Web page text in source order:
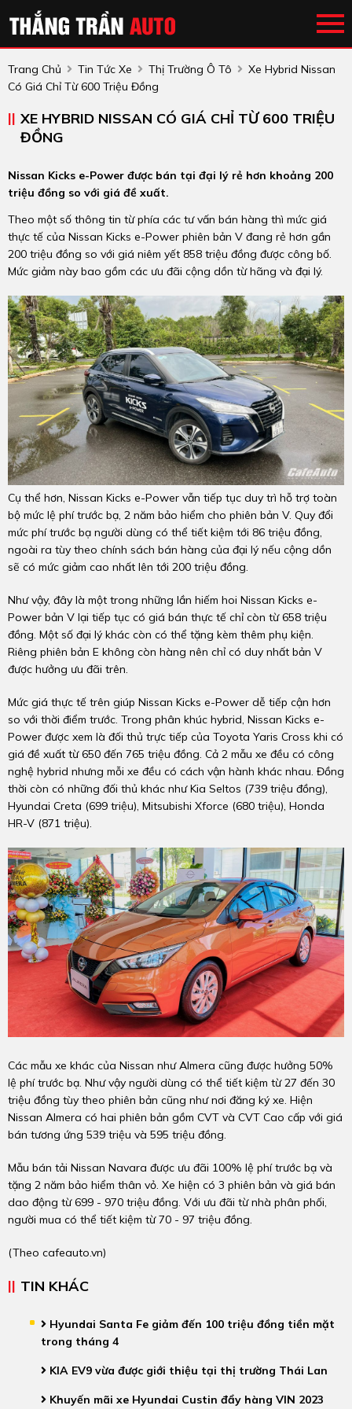
Trang Chủ Tin Tức Xe Thị Trường Ô Tô
Xe Hybrid Nissan
Có Giá Chỉ Từ 600 Triệu Đồng
XE HYBRID NISSAN CÓ GIÁ CHỈ TỪ 600 TRIỆU
ĐỒNG
Nissan Kicks e-Power được bán tại đại lý rẻ hơn khoảng 200
triệu đồng so với giá đề xuất.
Theo một số thông tin từ phía các tư vấn bán hàng thì mức giá
thực tế của Nissan Kicks e-Power phiên bản V đang rẻ hơn gần
200 triệu đồng so với giá niêm yết 858 triệu đồng được công bố.
Mức giảm này bao gồm các ưu đãi cộng dồn từ hãng và đại lý.
Cụ thể hơn, Nissan Kicks e-Power vẫn tiếp tục duy trì hỗ trợ toàn
bộ mức lệ phí trước bạ, 2 năm bảo hiểm cho phiên bản V. Quy đổi
mức phí trước bạ người dùng có thể tiết kiệm tới 86 triệu đồng,
ngoài ra tùy theo chính sách bán hàng của đại lý nếu cộng dồn
sẽ có mức giảm cao nhất lên tới 200 triệu đồng.
Như vậy, đây là một trong những lần hiếm hoi Nissan Kicks e-
Power bản V lại tiếp tục có giá bán thực tế chỉ còn từ 658 triệu
đồng. Một số đại lý khác còn có thể tặng kèm thêm phụ kiện.
Riêng phiên bản E không còn hàng nên chỉ có duy nhất bản V
được hưởng ưu đãi trên.
Mức giá thực tế trên giúp Nissan Kicks e-Power dễ tiếp cận hơn
so với thời điểm trước. Trong phân khúc hybrid, Nissan Kicks e-
Power được xem là đối thủ trực tiếp của Toyota Yaris Cross khi có
giá đề xuất từ 650 đến 765 triệu đồng. Cả 2 mẫu xe đều có công
nghệ hybrid nhưng mỗi xe đều có cách vận hành khác nhau. Đồng
thời còn có những đối thủ khác như Kia Seltos (739 triệu đồng),
Hyundai Creta (699 triệu), Mitsubishi Xforce (680 triệu), Honda
HR-V (871 triệu).
Các mẫu xe khác của Nissan như Almera cũng được hưởng 50%
lệ phí trước bạ. Như vậy người dùng có thể tiết kiệm từ 27 đến 30
triệu đồng tùy theo phiên bản cũng như nơi đăng ký xe. Hiện
Nissan Almera có hai phiên bản gồm CVT và CVT Cao cấp với giá
bán tương ứng 539 triệu và 595 triệu đồng.
Mẫu bán tải Nissan Navara được ưu đãi 100% lệ phí trước bạ và
tặng 2 năm bảo hiểm thân vỏ. Xe hiện có 3 phiên bản và giá bán
dao động từ 699 - 970 triệu đồng. Với ưu đãi từ nhà phân phối,
người mua có thể tiết kiệm từ 70 - 97 triệu đồng.
(Theo cafeauto.vn)
TIN KHÁC
Hyundai Santa Fe giảm đến 100 triệu đồng tiền mặt
trong tháng 4
KIA EV9 vừa được giới thiệu tại thị trường Thái Lan
Khuyến mãi xe Hyundai Custin đẩy hàng VIN 2023